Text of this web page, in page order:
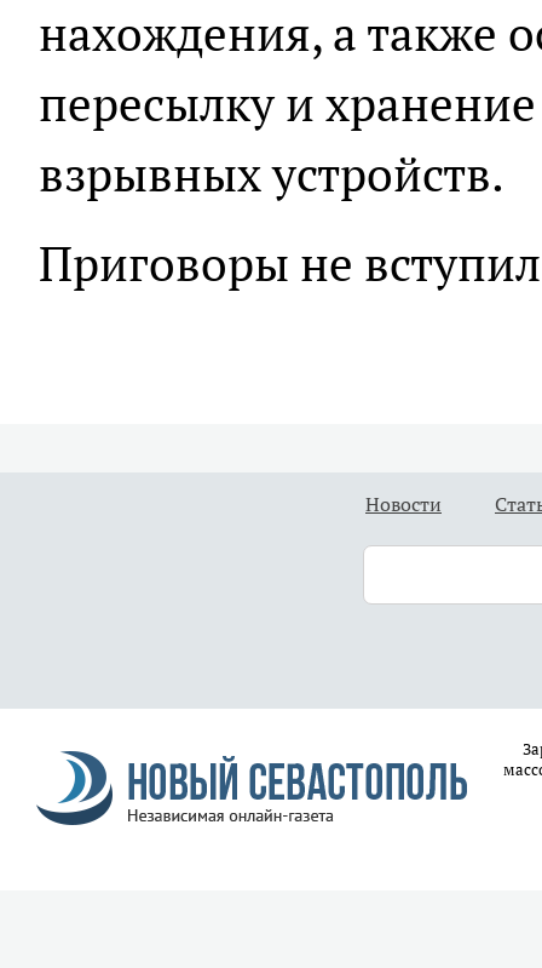
нахождения, а также
пересылку и
взрывных устройств.
Приговоры не
Новости